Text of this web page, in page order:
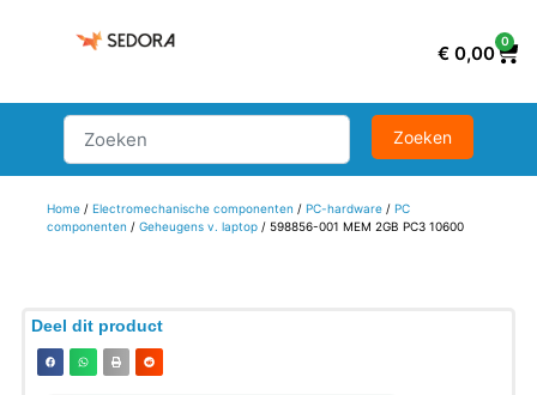
€ 0,00
0
Home/ Electromechanische componenten / PC-hardware/ PC
componenten / Geheugens v. laptop/ 598856-001 MEM 2GB PC3 10600
Deel dit product